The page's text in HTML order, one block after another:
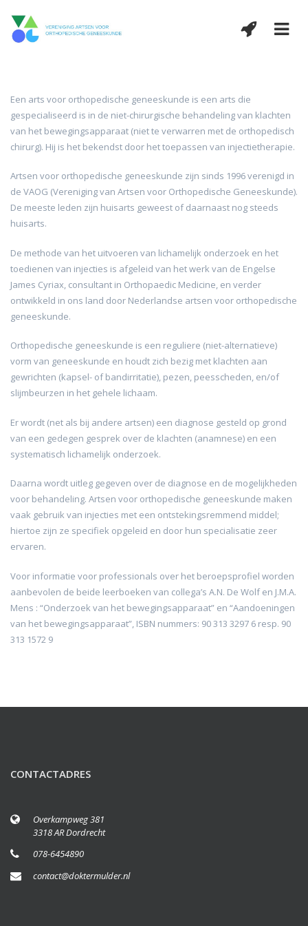
Een arts voor orthopedische geneeskunde is een arts die
gespecialiseerd is in de niet-chirurgische behandeling van klachten
van het bewegingsapparaat (niet te verwarren met de orthopedisch
chirurg). Hij is het bekendst door het toepassen van injectietherapie.
Artsen voor orthopedische geneeskunde zijn sinds 1996 verenigd in
de VAOG (Vereniging van Artsen voor Orthopedische Geneeskunde).
De meeste leden zijn huisarts geweest of daarnaast nog steeds
huisarts.
De methode van het uitvoeren van lichamelijk onderzoek en het
toedienen van injecties is afgeleid van het werk van de Engelse
James Cyriax, consultant in Orthopaedic Medicine, en verder
ontwikkeld in ons land door Nederlandse artsen voor orthopedische
geneeskunde.
Orthopedische geneeskunde is een reguliere (niet-alternatieve)
vorm van geneeskunde en houdt zich bezig met klachten aan
gewrichten (kapsel- of bandirritatie), pezen, peesscheden, en/of
slijmbeurzen in het gehele lichaam.
Er wordt (net als bij andere artsen) een diagnose gesteld op grond
van een gedegen gesprek over de klachten (anamnese) en een
systematisch lichamelijk onderzoek.
Daarna wordt uitleg gegeven over de diagnose en de mogelijkheden
voor behandeling. Artsen voor orthopedische geneeskunde maken
vaak gebruik van injecties met een ontstekingsremmend middel;
hiertoe zijn ze specifiek opgeleid en door hun specialisatie zeer
ervaren.
Voor informatie voor professionals over het beroepsprofiel worden
aanbevolen de beide leerboeken van collega’s A.N. De Wolf en J.M.A.
Mens : “Onderzoek van het bewegingsapparaat” en “Aandoeningen
van het bewegingsapparaat”, ISBN nummers: 90 313 3297 6 resp. 90
313 1572 9
CONTACTADRES
Overkampweg 381
3318 AR Dordrecht
078-6454890
contact@doktermulder.nl